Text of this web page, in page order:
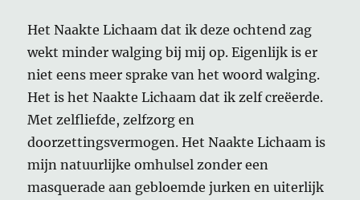
Het Naakte Lichaam dat ik deze ochtend zag
wekt minder walging bij mij op. Eigenlijk is er
niet eens meer sprake van het woord walging.
Het is het Naakte Lichaam dat ik zelf creëerde.
Met zelfliefde, zelfzorg en
doorzettingsvermogen. Het Naakte Lichaam is
mijn natuurlijke omhulsel zonder een
masquerade aan gebloemde jurken en uiterlijk